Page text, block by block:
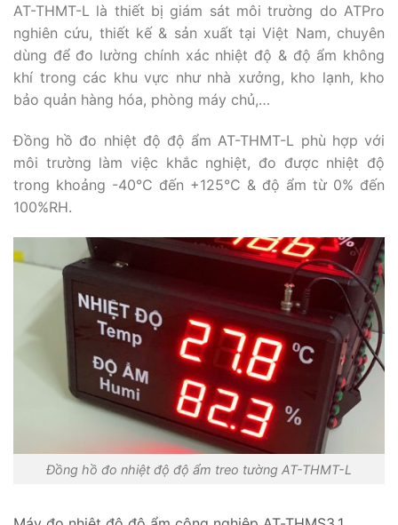
AT-THMT-L là thiết bị giám sát môi trường do ATPro
nghiên cứu, thiết kế & sản xuất tại Việt Nam, chuyên
dùng để đo lường chính xác nhiệt độ & độ ẩm không
khí trong các khu vực như nhà xưởng, kho lạnh, kho
bảo quản hàng hóa, phòng máy chủ,…
Đồng hồ đo nhiệt độ độ ẩm AT-THMT-L phù hợp với
môi trường làm việc khắc nghiệt, đo được nhiệt độ
trong khoảng -40°C đến +125°C & độ ẩm từ 0% đến
100%RH.
Đồng hồ đo nhiệt độ độ ẩm treo tường AT-THMT-L